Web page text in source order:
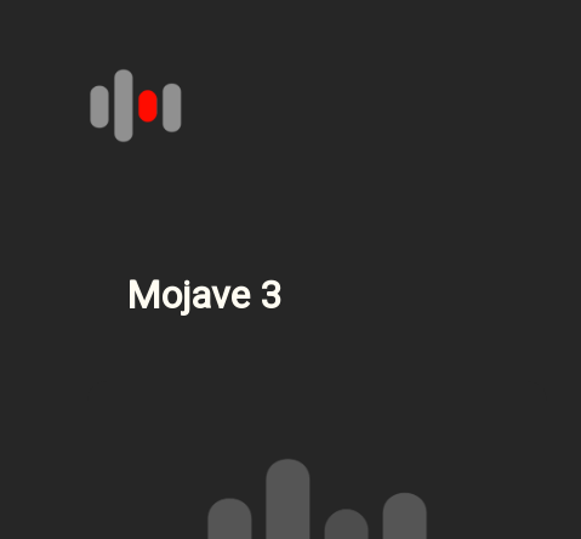
Mojave 3